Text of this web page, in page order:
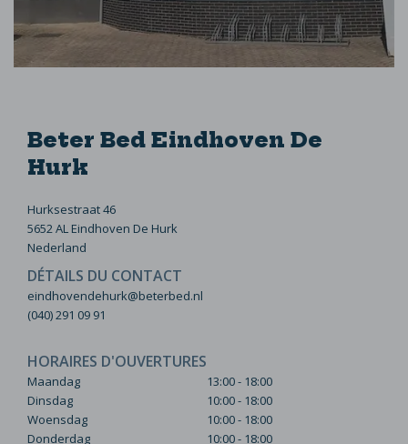
Beter Bed Eindhoven De
Hurk
Hurksestraat 46
5652 AL Eindhoven De Hurk
Nederland
DÉTAILS DU CONTACT
eindhovendehurk@beterbed.nl
(040) 291 09 91
HORAIRES D'OUVERTURES
Maandag
13:00 - 18:00
Dinsdag
10:00 - 18:00
Woensdag
10:00 - 18:00
Donderdag
10:00 - 18:00